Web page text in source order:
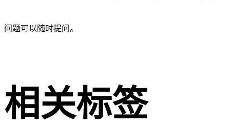
问题可以随时提问。
相关标签